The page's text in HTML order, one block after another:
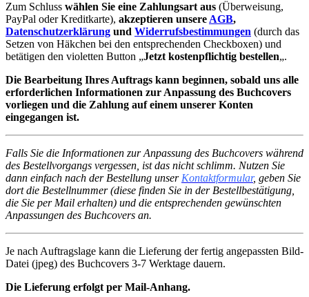
Zum Schluss wählen Sie eine Zahlungsart aus (Überweisung,
PayPal oder Kreditkarte), akzeptieren unsere AGB,
Datenschutzerklärung und Widerrufsbestimmungen (durch das
Setzen von Häkchen bei den entsprechenden Checkboxen) und
betätigen den violetten Button „Jetzt kostenpflichtig bestellen„.
Die Bearbeitung Ihres Auftrags kann beginnen, sobald uns alle
erforderlichen Informationen zur Anpassung des Buchcovers
vorliegen und die Zahlung auf einem unserer Konten
eingegangen ist.
Falls Sie die Informationen zur Anpassung des Buchcovers während
des Bestellvorgangs vergessen, ist das nicht schlimm. Nutzen Sie
dann einfach nach der Bestellung unser Kontaktformular, geben Sie
dort die Bestellnummer (diese finden Sie in der Bestellbestätigung,
die Sie per Mail erhalten) und die entsprechenden gewünschten
Anpassungen des Buchcovers an.
Je nach Auftragslage kann die Lieferung der fertig angepassten Bild-
Datei (jpeg) des Buchcovers 3-7 Werktage dauern.
Die Lieferung erfolgt per Mail-Anhang.